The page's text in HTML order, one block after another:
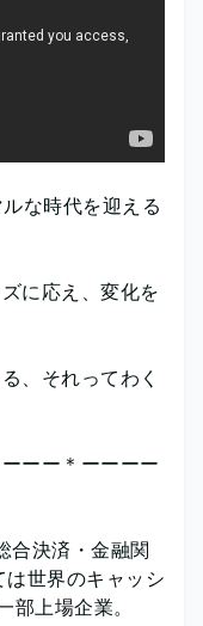
な時代を迎える
に応え、変化を
、それってわく
ーー＊ーーーー
合決済・金融関
世界のキャッシ
上場企業。